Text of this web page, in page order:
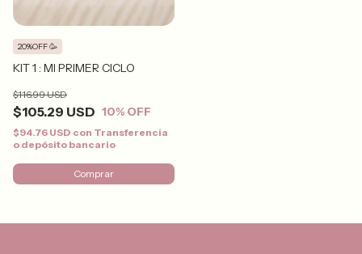
KIT 1 : MI PRIMER CICLO
$105.29 USD
$116.99 USD
10% OFF
20%OFF 🥳
$94.76 USD con Transferencia
o depósito bancario
Comprar